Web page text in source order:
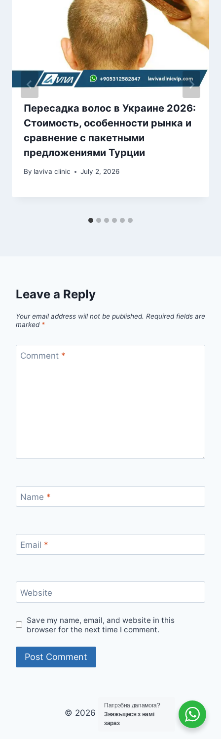
Пересадка волос в Украине 2026:
Стоимость, особенности рынка и
сравнение с пакетными
предложениями Турции
By laviva clinic July 2, 2026
Leave a Reply
Your email address will not be published. Required fields are
marked *
Comment *
Name *
Email *
Website
Save my name, email, and website in this
browser for the next time I comment.
© 2026 laviva clinic vip
Патрэбна дапамога?
Звяжыцеся з намі
зараз